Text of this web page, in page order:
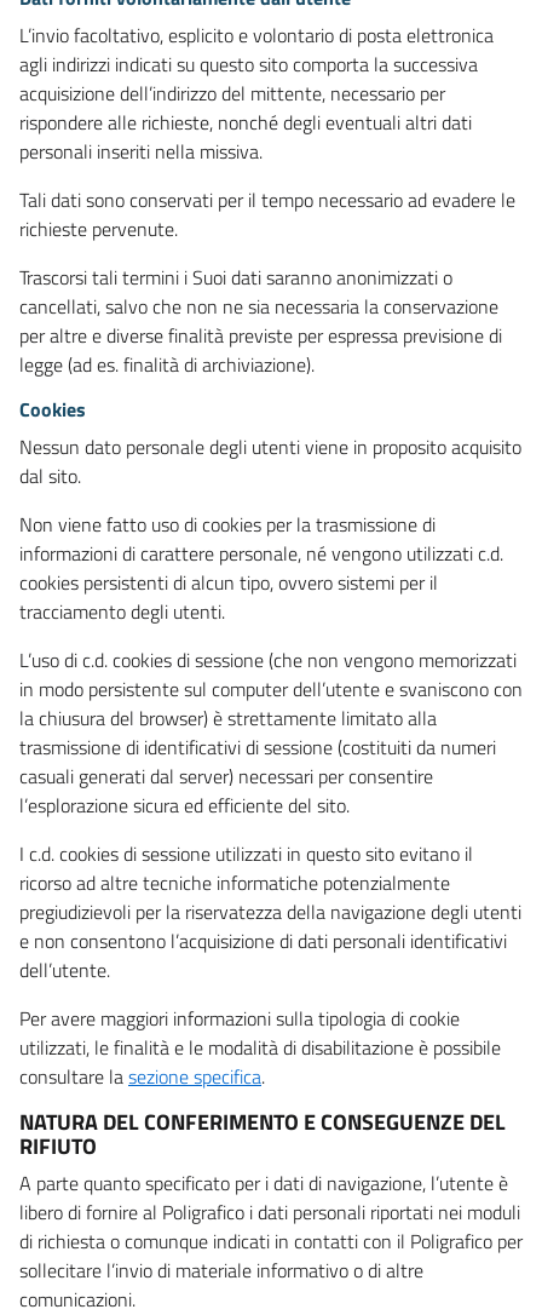
L’invio facoltativo, esplicito e volontario di posta elettronica
agli indirizzi indicati su questo sito comporta la successiva
acquisizione dell’indirizzo del mittente, necessario per
rispondere alle richieste, nonché degli eventuali altri dati
personali inseriti nella missiva.
Tali dati sono conservati per il tempo necessario ad evadere le
richieste pervenute.
Trascorsi tali termini i Suoi dati saranno anonimizzati o
cancellati, salvo che non ne sia necessaria la conservazione
per altre e diverse finalità previste per espressa previsione di
legge (ad es. finalità di archiviazione).
Cookies
Nessun dato personale degli utenti viene in proposito acquisito
dal sito.
Non viene fatto uso di cookies per la trasmissione di
informazioni di carattere personale, né vengono utilizzati c.d.
cookies persistenti di alcun tipo, ovvero sistemi per il
tracciamento degli utenti.
L’uso di c.d. cookies di sessione (che non vengono memorizzati
in modo persistente sul computer dell’utente e svaniscono con
la chiusura del browser) è strettamente limitato alla
trasmissione di identificativi di sessione (costituiti da numeri
casuali generati dal server) necessari per consentire
l’esplorazione sicura ed efficiente del sito.
I c.d. cookies di sessione utilizzati in questo sito evitano il
ricorso ad altre tecniche informatiche potenzialmente
pregiudizievoli per la riservatezza della navigazione degli utenti
e non consentono l’acquisizione di dati personali identificativi
dell’utente.
Per avere maggiori informazioni sulla tipologia di cookie
utilizzati, le finalità e le modalità di disabilitazione è possibile
consultare lasezione specifica.
NATURA DEL CONFERIMENTO E CONSEGUENZE DEL
RIFIUTO
A parte quanto specificato per i dati di navigazione, l’utente è
libero di fornire al Poligrafico i dati personali riportati nei moduli
di richiesta o comunque indicati in contatti con il Poligrafico per
sollecitare l’invio di materiale informativo o di altre
comunicazioni.